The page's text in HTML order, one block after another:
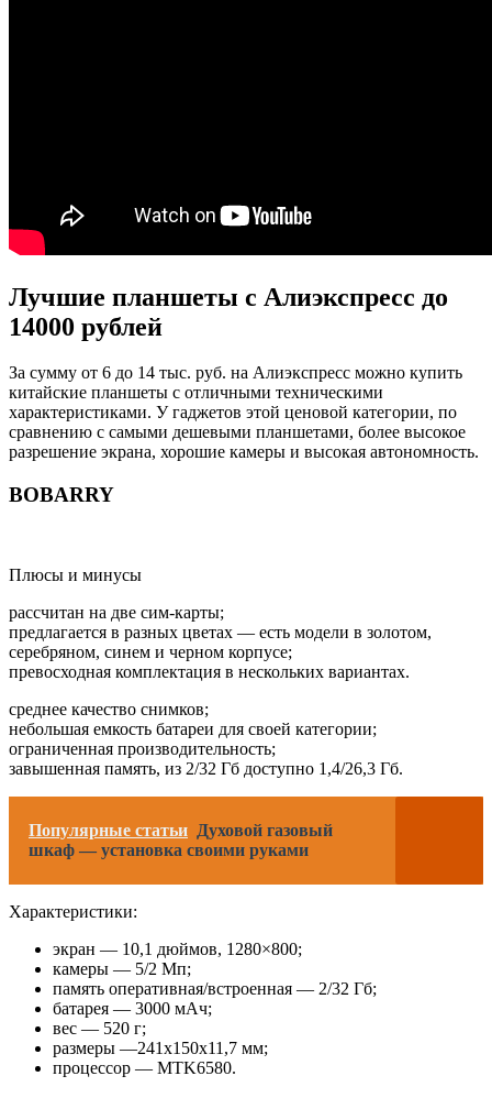
Лучшие планшеты с Алиэкспресс до
14000 рублей
За сумму от 6 до 14 тыс. руб. на Алиэкспресс можно купить
китайские планшеты с отличными техническими
характеристиками. У гаджетов этой ценовой категории, по
сравнению с самыми дешевыми планшетами, более высокое
разрешение экрана, хорошие камеры и высокая автономность.
BOBARRY
Плюсы и минусы
рассчитан на две сим-карты;
предлагается в разных цветах — есть модели в золотом,
серебряном, синем и черном корпусе;
превосходная комплектация в нескольких вариантах.
среднее качество снимков;
небольшая емкость батареи для своей категории;
ограниченная производительность;
завышенная память, из 2/32 Гб доступно 1,4/26,3 Гб.
Популярные статьи Духовой газовый
шкаф — установка своими руками
Характеристики:
экран — 10,1 дюймов, 1280×800;
камеры — 5/2 Мп;
память оперативная/встроенная — 2/32 Гб;
батарея — 3000 мАч;
вес — 520 г;
размеры —241х150х11,7 мм;
процессор — MTK6580.